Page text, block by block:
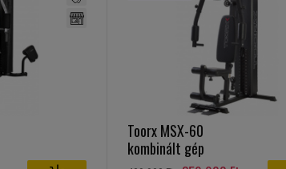
Toorx MSX-60
kombinált gép